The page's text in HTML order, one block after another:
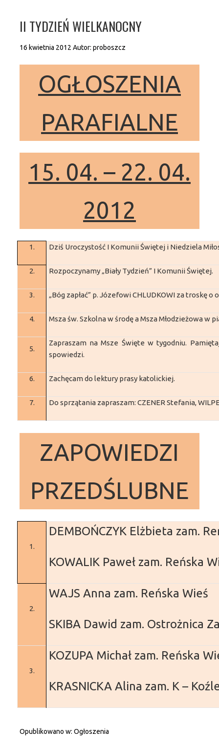
II TYDZIEŃ WIELKANOCNY
16 kwietnia 2012 Autor: proboszcz
OGŁOSZENIA
PARAFIALNE
15. 04. – 22. 04.
2012
1. Dziś Uroczystość I Komunii Świętej i Niedziela
2. Rozpoczynamy „Biały Tydzień” I Komunii Świętej.
3. „Bóg zapłać” p. Józefowi CHLUDKOWI za troskę o
4. Msza św. Szkolna w środę a Msza Młodzieżowa w
5.
Zapraszam na Msze Święte w tygodniu.
spowiedzi.
6. Zachęcam do lektury prasy katolickiej.
7. Do sprzątania zapraszam: CZENER Stefania,
ZAPOWIEDZI
PRZEDŚLUBNE
1.
DEMBOŃCZYK Elżbieta zam.
KOWALIK Paweł zam. Reńska
2.
WAJS Anna zam. Reńska Wieś
SKIBA Dawid zam. Ostrożnica
3.
KOZUPA Michał zam. Reńska
KRASNICKA Alina zam. K –
Opublikowano w: Ogłoszenia